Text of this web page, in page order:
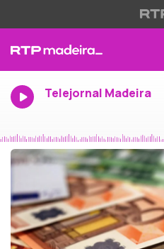
Telejornal Madeira